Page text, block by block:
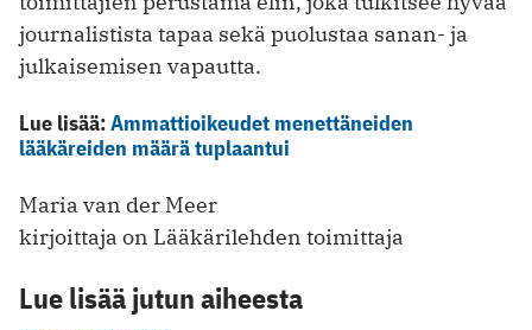
journalistista tapaa sekä puolustaa sanan- ja
julkaisemisen vapautta.
Lue lisää:Ammattioikeudet menettäneiden
lääkäreiden määrä tuplaantui
Maria van der Meer
kirjoittaja on Lääkärilehden toimittaja
Lue lisää jutun aiheesta